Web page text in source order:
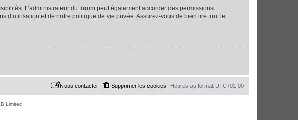
L’administrateur du forum peut également accorder des permissions
d’utilisation et de notre politique de vie privée. Assurez-vous de bien lire tout le
Heures au format UTC+01:00
Supprimer les cookies
Nous contacter
Limited